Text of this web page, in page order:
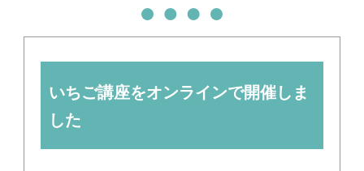
いちご講座をオンラインで開催しま
した